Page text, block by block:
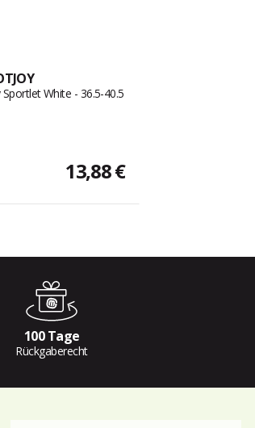
White - 36.5-40.5
13,88 €
100 Tage
Rückgaberecht